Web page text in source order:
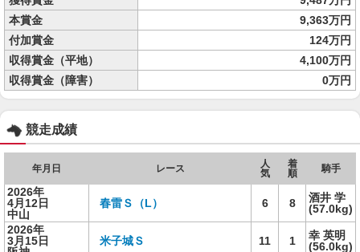
本賞金
9,363万円
付加賞金
124万円
収得賞金（平地）
4,100万円
収得賞金（障害）
0万円
競走成績
年月日 レース
人
気
着
順
騎手
2026年
4月12日
中山
春雷Ｓ（L） 6 8
酒井 学
(57.0kg)
2026年
3月15日
米子城Ｓ 11 1
幸 英明
(56.0kg)